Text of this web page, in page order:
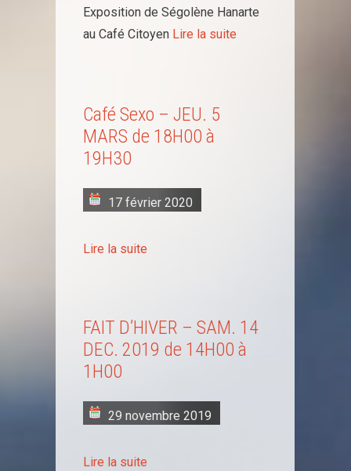
Exposition de Ségolène Hanarte
au Café Citoyen Lire la suite
Café Sexo – JEU. 5
MARS de 18H00 à
19H30
17 février 2020
Lire la suite
FAIT D’HIVER – SAM. 14
DEC. 2019 de 14H00 à
1H00
29 novembre 2019
Lire la suite